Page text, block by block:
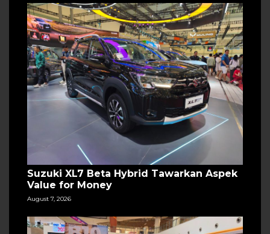
Suzuki XL7 Beta Hybrid Tawarkan Aspek
Value for Money
August 7, 2026